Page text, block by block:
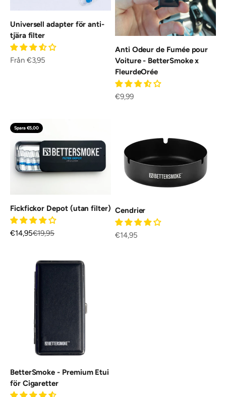
Universell adapter för anti-
tjära filter
REA-pris
Från €3,95
Anti Odeur de Fumée pour
Voiture - BetterSmoke x
FleurdeOrée
REA-pris
€9,99
Spara €5,00
Fickfickor Depot (utan filter)
REA-pris
€14,95Pris
€19,95
Cendrier
REA-pris
€14,95
BetterSmoke - Premium Etui
för Cigaretter